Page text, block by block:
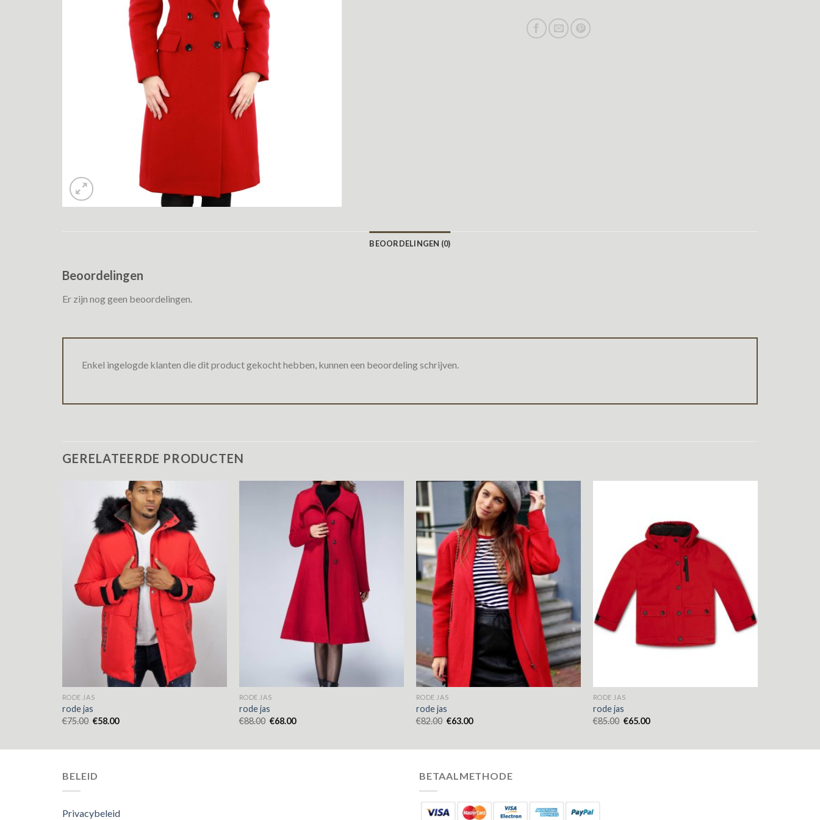
BEOORDELINGEN (0)
Beoordelingen
Er zijn nog geen beoordelingen.
Enkel ingelogde klanten die dit product gekocht hebben, kunnen een beoordeling schrijven.
GERELATEERDE PRODUCTEN
RODE JAS
rode jas
€75.00 €58.00
RODE JAS
rode jas
€88.00 €68.00
RODE JAS
rode jas
€82.00 €63.00
RODE JAS
rode jas
€85.00 €65.00
BELEID
Privacybeleid
BETAALMETHODE